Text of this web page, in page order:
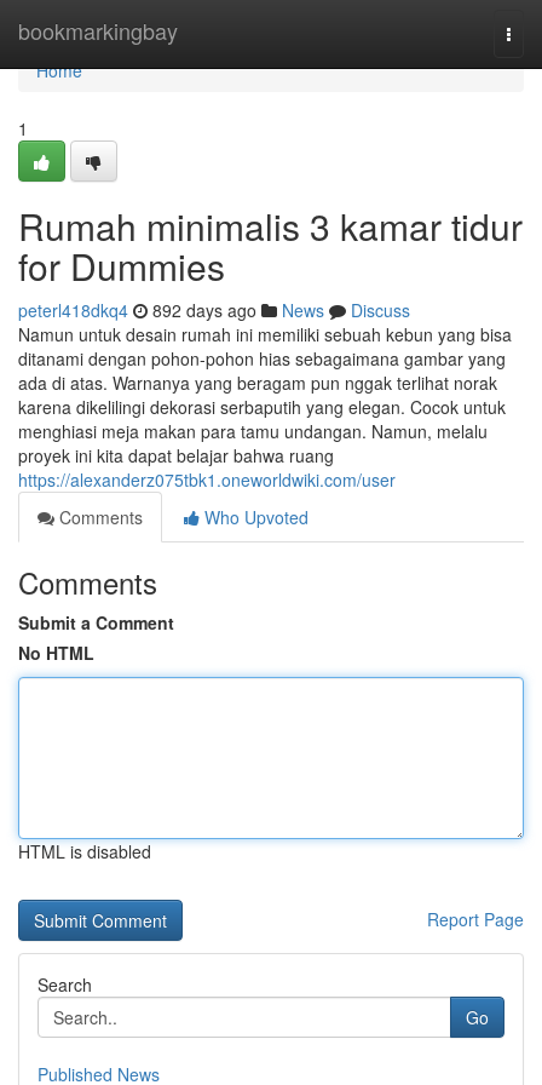
bookmarkingbay
Home
Home
1
Rumah minimalis 3 kamar tidur
for Dummies
peterl418dkq4 892 days ago News
Discuss
Namun untuk desain rumah ini memiliki sebuah kebun yang bisa
ditanami dengan pohon-pohon hias sebagaimana gambar yang
ada di atas. Warnanya yang beragam pun nggak terlihat norak
karena dikelilingi dekorasi serbaputih yang elegan. Cocok untuk
menghiasi meja makan para tamu undangan. Namun, melalu
proyek ini kita dapat belajar bahwa ruang
https://alexanderz075tbk1.oneworldwiki.com/user
Comments
Who Upvoted
Comments
Submit a Comment
No HTML
HTML is disabled
Report Page
Search
Go
Published News